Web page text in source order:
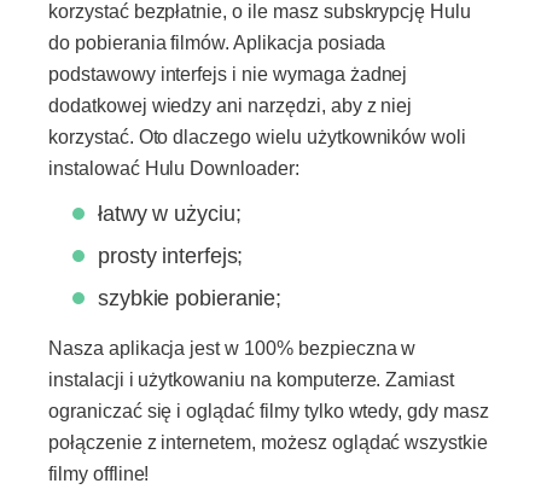
korzystać bezpłatnie, o ile masz subskrypcję Hulu
do pobierania filmów. Aplikacja posiada
podstawowy interfejs i nie wymaga żadnej
dodatkowej wiedzy ani narzędzi, aby z niej
korzystać. Oto dlaczego wielu użytkowników woli
instalować Hulu Downloader:
łatwy w użyciu;
prosty interfejs;
szybkie pobieranie;
Nasza aplikacja jest w 100% bezpieczna w
instalacji i użytkowaniu na komputerze. Zamiast
ograniczać się i oglądać filmy tylko wtedy, gdy masz
połączenie z internetem, możesz oglądać wszystkie
filmy offline!